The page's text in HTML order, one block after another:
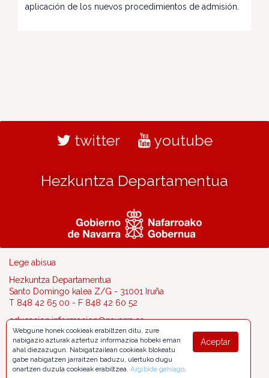
aplicación de los nuevos procedimientos de admisión.
twitter youtube
Hezkuntza Departamentua
Lege abisua
Hezkuntza Departamentua
Santo Domingo kalea Z/G - 31001 Iruña
T 848 42 65 00 - F 848 42 60 52
educacion.informacion@navarra.es
Aceptar
Webgune honek cookieak erabiltzen ditu, zure
nabigazio azturak aztertuz informazioa hobeki eman
ahal diezazugun. Nabigatzailean cookieak blokeatu
gabe nabigatzen jarraitzen baduzu, ulertuko dugu
onartzen duzula cookieak erabiltzea. Argibide gehiago.